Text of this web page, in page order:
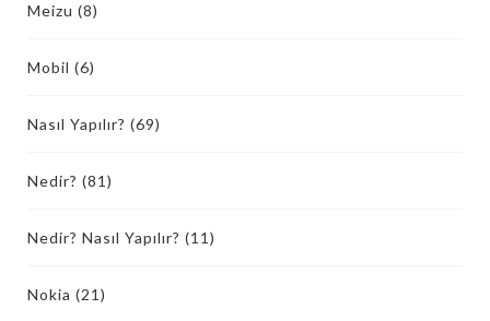
Meizu (8)
Mobil (6)
Nasıl Yapılır? (69)
Nedir? (81)
Nedir? Nasıl Yapılır? (11)
Nokia (21)